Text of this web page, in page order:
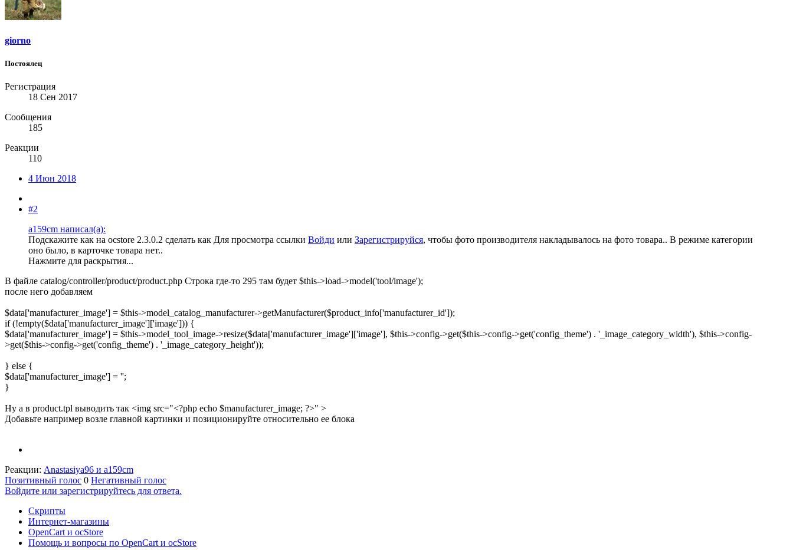
giorno
Постоялец
Регистрация
18 Сен 2017
Сообщения
185
Реакции
110
4 Июн 2018
#2
a159cm написал(а):
Подскажите как на ocstore 2.3.0.2 сделать как Для просмотра ссылки Войди или Зарегистрируйся, чтобы фото производителя накладывалось на фото товара.. В режиме категории
оно было, в карточке товара нет..
Нажмите для раскрытия...
В файле catalog/controller/product/product.php Строка где-то 295 там будет $this->load->model('tool/image');
после него добавляем
$data['manufacturer_image'] = $this->model_catalog_manufacturer->getManufacturer($product_info['manufacturer_id']);
if (!empty($data['manufacturer_image']['image'])) {
$data['manufacturer_image'] = $this->model_tool_image->resize($data['manufacturer_image']['image'], $this->config->get($this->config->get('config_theme') . '_image_category_width'), $this->config-
>get($this->config->get('config_theme') . '_image_category_height'));
} else {
$data['manufacturer_image'] = '';
}
Ну а в product.tpl выводить так <img src="<?php echo $manufacturer_image; ?>" >
Добавьте например возле главной картинки и позиционируйте относительно ее блока
Реакции: Anastasiya96 и a159cm
Позитивный голос 0 Негативный голос
Войдите или зарегистрируйтесь для ответа.
Скрипты
Интернет-магазины
OpenCart и ocStore
Помощь и вопросы по OpenCart и ocStore